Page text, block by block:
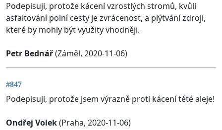
Podepisuji, protože kácení vzrostlých stromů, kvůli
asfaltování polní cesty je zvrácenost, a plýtvání zdroji,
které by mohly být využity vhodněji.
Petr Bednář(Záměl, 2020-11-06)
#847
Podepisuji, protože jsem výrazně proti kácení tété aleje!
Ondřej Volek(Praha, 2020-11-06)